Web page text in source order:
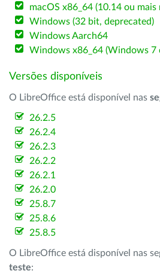
macOS x86_64 (10.14 ou mais
Windows (32 bit, deprecated)
Windows Aarch64
Windows x86_64 (Windows 7
Versões disponíveis
O LibreOffice está disponível nas
26.2.5
26.2.4
26.2.3
26.2.2
26.2.1
26.2.0
25.8.7
25.8.6
25.8.5
O LibreOffice está disponível nas
teste: